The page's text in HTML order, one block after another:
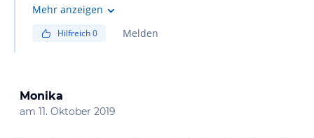
aber sicher und gut.
Mehr anzeigen
Hilfreich0 Melden
Monika
am 11. Oktober 2019